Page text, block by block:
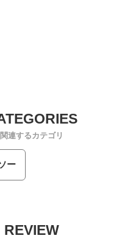
関連するカテゴリ
ー